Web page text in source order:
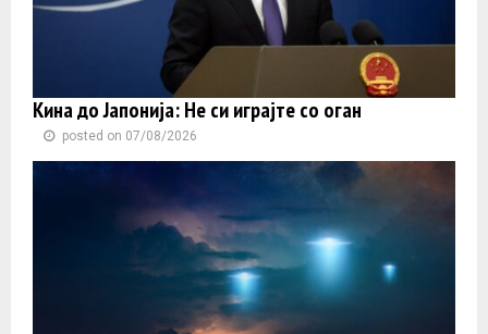
Кина до Јапонија: Не си играјте со оган
posted on 07/08/2026